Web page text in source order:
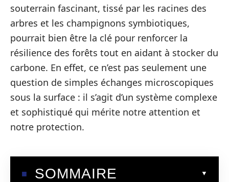
souterrain fascinant, tissé par les racines des
arbres et les champignons symbiotiques,
pourrait bien être la clé pour renforcer la
résilience des forêts tout en aidant à stocker du
carbone. En effet, ce n’est pas seulement une
question de simples échanges microscopiques
sous la surface : il s’agit d’un système complexe
et sophistiqué qui mérite notre attention et
notre protection.
SOMMAIRE